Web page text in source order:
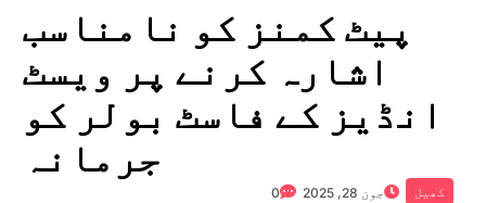
پیٹ کمنز کو نامناسب
اشارہ کرنے پر ویسٹ
انڈیز کے فاسٹ بولر کو
جرمانہ
کھیل جون 28, 2025 0